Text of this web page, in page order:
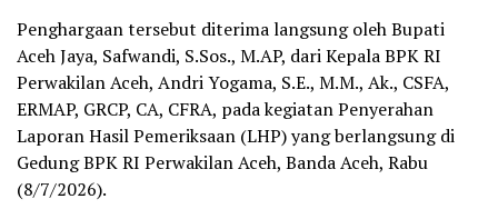
Penghargaan tersebut diterima langsung oleh Bupati
Aceh Jaya, Safwandi, S.Sos., M.AP, dari Kepala BPK RI
Perwakilan Aceh, Andri Yogama, S.E., M.M., Ak., CSFA,
ERMAP, GRCP, CA, CFRA, pada kegiatan Penyerahan
Laporan Hasil Pemeriksaan (LHP) yang berlangsung di
Gedung BPK RI Perwakilan Aceh, Banda Aceh, Rabu
(8/7/2026).